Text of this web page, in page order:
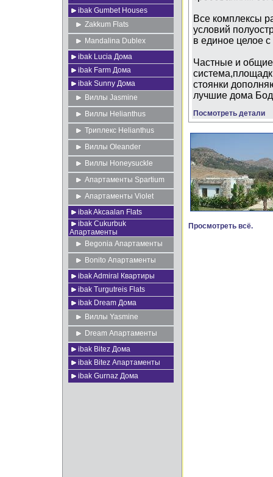
ibak Gumbet Houses
Zakkum Flats
Mandalina Dublex
ibak Lucia Дома
ibak Farm Дома
ibak Sunny Дома
Виллы Jasmine
Виллы Helianthus
Триплекс Helianthus
Виллы Oleander
Виллы Honeysuckle
Апартаменты Spartium
Апартаменты Violet
ibak Akcaalan Flats
ibak Cukurbuk
Апартаменты
Begonia Апартаменты
Bonito Апартаменты
ibak Admiral Квартиры
ibak Turgutreis Flats
ibak Dream Дома
Виллы Yasmine
Dream Апартаменты
ibak Bitez Дома
ibak Bitez Апартаменты
ibak Gurnaz Дома
Все комплексы
условий
в единое целое с
Частные и
стоянки
лучшие дома
Посмотреть детали
Просмотреть всё.